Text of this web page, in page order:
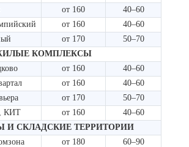
от 160
40–60
от 160
40–60
от 170
50–70
КОМПЛЕКСЫ
от 160
40–60
от 160
40–60
от 170
50–70
КИТ
от 160
40–60
И СКЛАДСКИЕ ТЕРРИТОРИИ
от 180
60–90